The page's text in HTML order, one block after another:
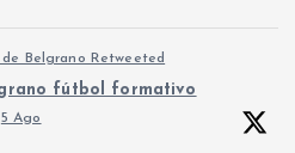
de Belgrano Retweeted
fútbol formativo
5 Ago